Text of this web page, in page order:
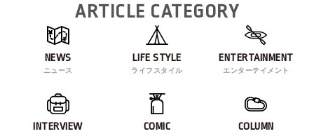
ARTICLE CATEGORY
NEWS
ニュース
LIFE STYLE
ライフスタイル
ENTERTAINMENT
エンターテイメント
INTERVIEW COMIC COLUMN